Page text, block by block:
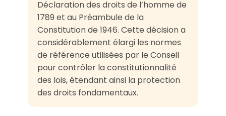
Déclaration des droits de l’homme de
1789 et au Préambule de la
Constitution de 1946. Cette décision a
considérablement élargi les normes
de référence utilisées par le Conseil
pour contrôler la constitutionnalité
des lois, étendant ainsi la protection
des droits fondamentaux.